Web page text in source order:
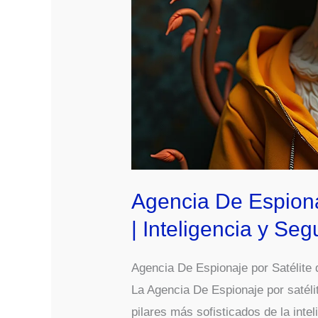
Agencia De
| Inteligencia y
Agencia De Espionaje por
La Agencia De Espionaje por
pilares más sofisticados de la